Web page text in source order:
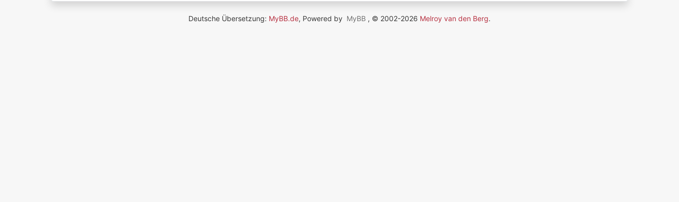
Deutsche Übersetzung: MyBB.de, Powered by MyBB , © 2002-2026 Melroy van den Berg.